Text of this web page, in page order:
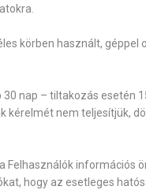
körben használt,
nap – tiltakozás esetén
nem teljesítjük,
információs
hogy az esetleges